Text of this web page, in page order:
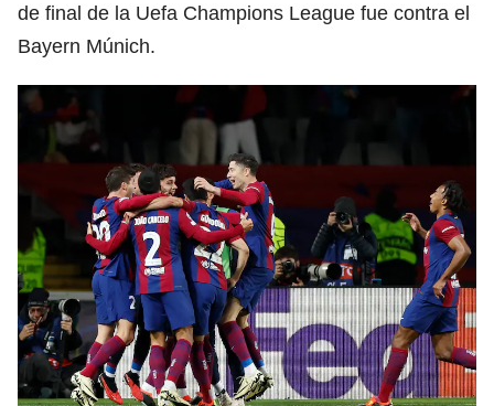
de final de la Uefa Champions League fue contra el
Bayern Múnich.